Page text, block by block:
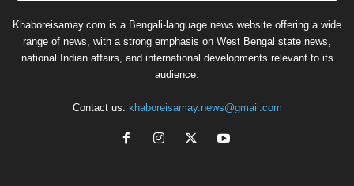
Khaboreisamay.com is a Bengali-language news website offering a wide
range of news, with a strong emphasis on West Bengal state news,
national Indian affairs, and international developments relevant to its
audience.
Contact us: khaboreisamay.news@gmail.com